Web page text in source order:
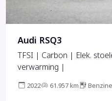
Audi RSQ3
TFSI | Carbon | Elek.
verwarming |
2022 61.957 km Benzine